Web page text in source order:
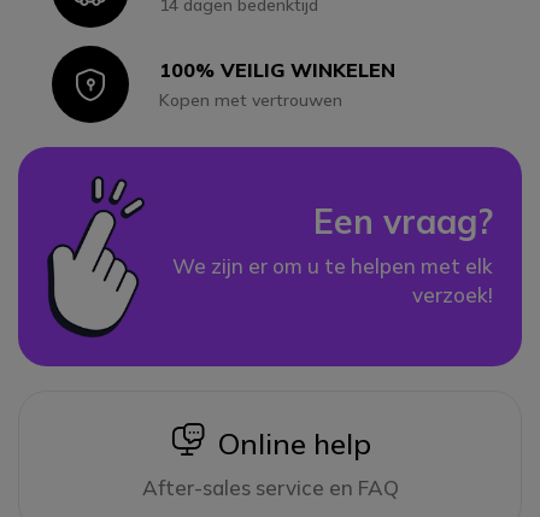
14 dagen bedenktijd
Icon100% VEILIG WINKELEN
Kopen met vertrouwen
Een vraag?
We zijn er om u te helpen met elk
verzoek!
icon
Online help
After-sales service en FAQ